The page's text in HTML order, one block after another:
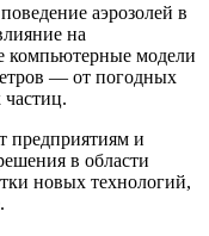
аэрозолей в
на
компьютерные модели
— от погодных
предприятиям и
в области
новых технологий,